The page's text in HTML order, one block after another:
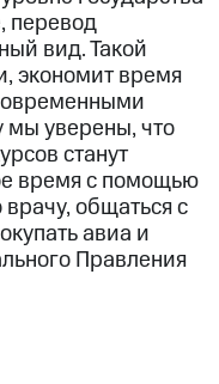
перевод
вид. Такой
экономит время
уверены, что
станут
время с помощью
общаться с
авиа и
Правления